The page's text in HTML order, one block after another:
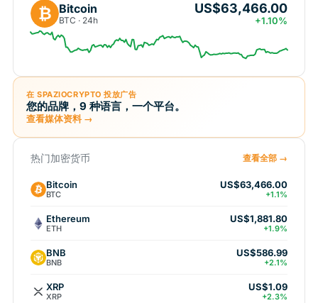
₿ Bitcoin
BTC · 24h
US$63,466.00
+1.10%
在 SPAZIOCRYPTO 投放广告
您的品牌，9 种语言，一个平台。
查看媒体资料 →
热门加密货币 查看全部 →
Bitcoin
BTC
US$63,466.00
+1.1%
Ethereum
ETH
US$1,881.80
+1.9%
BNB
BNB
US$586.99
+2.1%
XRP
XRP
US$1.09
+2.3%